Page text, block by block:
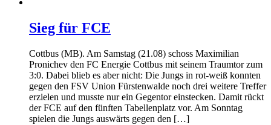
Sieg für FCE
Cottbus (MB). Am Samstag (21.08) schoss Maximilian
Pronichev den FC Energie Cottbus mit seinem Traumtor zum
3:0. Dabei blieb es aber nicht: Die Jungs in rot-weiß konnten
gegen den FSV Union Fürstenwalde noch drei weitere Treffer
erzielen und musste nur ein Gegentor einstecken. Damit rückt
der FCE auf den fünften Tabellenplatz vor. Am Sonntag
spielen die Jungs auswärts gegen den […]